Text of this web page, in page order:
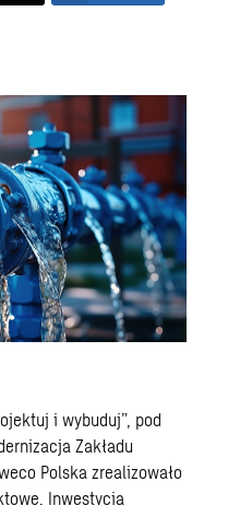
i wybuduj”, pod
Zakładu
Polska zrealizowało
Inwestycja